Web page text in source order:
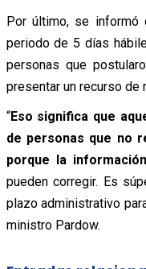
Por último, se informó
periodo de 5 días
personas que
presentar un recurso de
“Eso significa que
de personas que no
porque la
pueden corregir. Es
plazo administrativo
ministro Pardow.